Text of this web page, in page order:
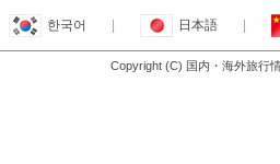
한국어 日本語
Copyright (C) 国内・海外旅行